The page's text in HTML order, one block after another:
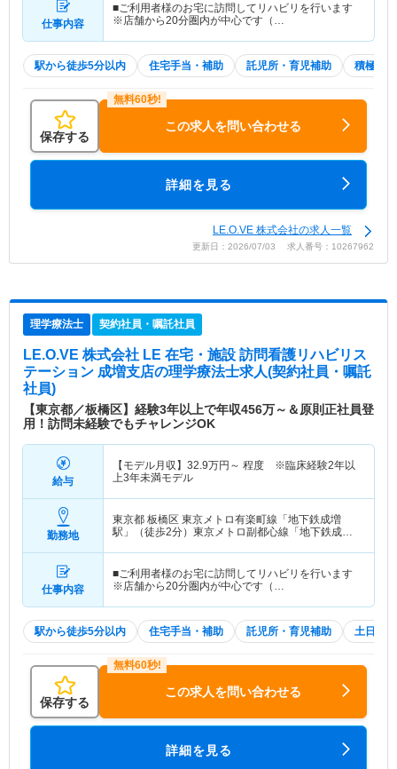
仕事内容
■ご利用者様のお宅に訪問してリハビリを行います
※店舗から20分圏内が中心です（…
駅から徒歩5分以内 住宅手当・補助 託児所・育児補助 積極採
保存する
この求人を問い合わせる
詳細を見る
LE.O.VE 株式会社の求人一覧
更新日：2026/07/03 求人番号：10267962
理学療法士 契約社員・嘱託社員
LE.O.VE 株式会社 LE 在宅・施設 訪問看護リハビリス
テーション 成増支店の理学療法士求人(契約社員・嘱託
社員)
【東京都／板橋区】経験3年以上で年収456万～＆原則正社員登
用！訪問未経験でもチャレンジOK
給与
【モデル月収】 32.9万円～ 程度 ※臨床経験2年以
上3年未満モデル
勤務地
東京都 板橋区 東京メトロ有楽町線「地下鉄成増
駅」（徒歩2分）東京メトロ副都心線「地下鉄成増
仕事内容
■ご利用者様のお宅に訪問してリハビリを行います
※店舗から20分圏内が中心です（…
駅から徒歩5分以内 住宅手当・補助 託児所・育児補助 土日祝休
保存する
この求人を問い合わせる
詳細を見る